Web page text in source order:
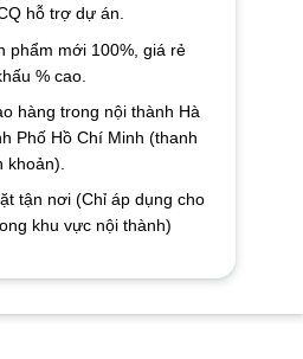
hỗ trợ dự án.
phẩm mới 100%, giá rẻ
% cao.
hàng trong nội thành Hà
Phố Hồ Chí Minh (thanh
khoản).
tận nơi (Chỉ áp dụng cho
khu vực nội thành)